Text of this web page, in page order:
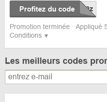
Conditions
Profitez du code
Promotion terminée Appliqué
Les meilleurs codes